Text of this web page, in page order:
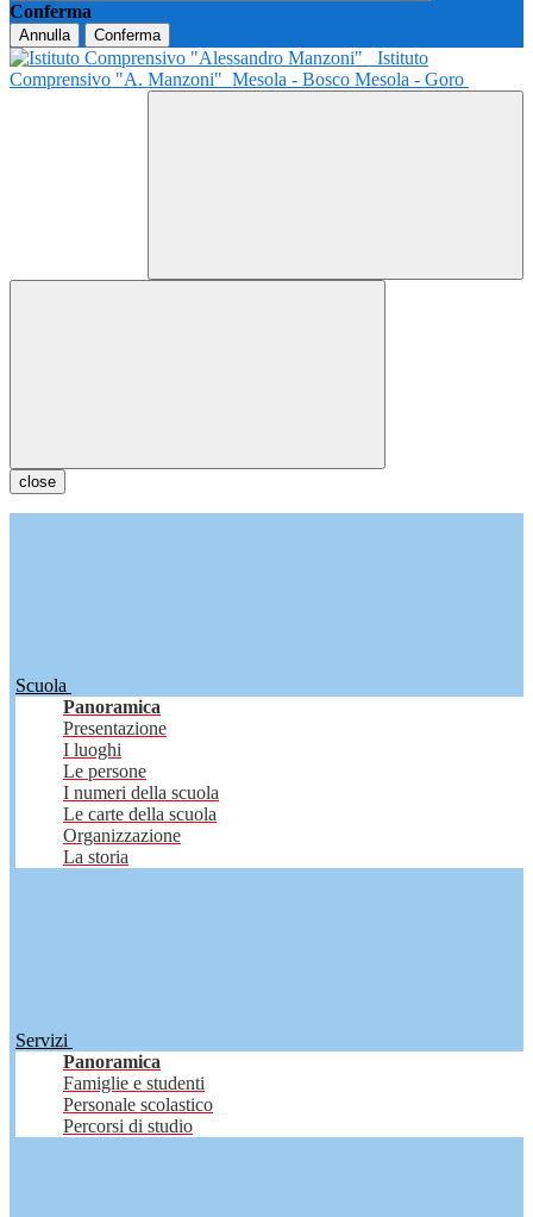
Conferma
Annulla Conferma
Istituto
Comprensivo "A. Manzoni" Mesola - Bosco Mesola - Goro
close
Scuola
Panoramica
Presentazione
I luoghi
Le persone
I numeri della scuola
Le carte della scuola
Organizzazione
La storia
Servizi
Panoramica
Famiglie e studenti
Personale scolastico
Percorsi di studio